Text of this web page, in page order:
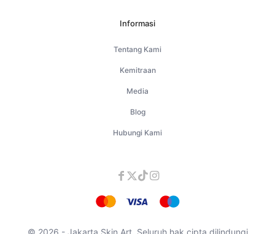
Informasi
Tentang Kami
Kemitraan
Media
Blog
Hubungi Kami
© 2026 - Jakarta Skin Art. Seluruh hak cipta dilindungi